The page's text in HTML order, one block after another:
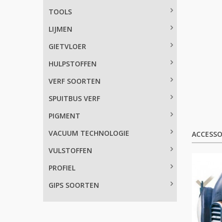
TOOLS
LIJMEN
GIETVLOER
HULPSTOFFEN
VERF SOORTEN
SPUITBUS VERF
PIGMENT
VACUUM TECHNOLOGIE
VULSTOFFEN
PROFIEL
GIPS SOORTEN